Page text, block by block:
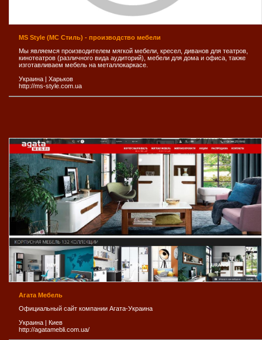
MS Style (МС Стиль) - производство мебели
Мы являемся производителем мягкой мебели, кресел, диванов для театров,
кинотеатров (различного вида аудиторий), мебели для дома и офиса, также
изготавливаем мебель на металлокаркасе.
Украина | Харьков
http://ms-style.com.ua
Агата Мебель
Официальный сайт компании Агата-Украина
Украина | Киев
http://agatamebli.com.ua/